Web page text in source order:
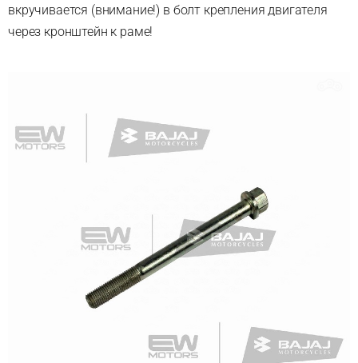
вкручивается (внимание!) в болт крепления двигателя
через кронштейн к раме!